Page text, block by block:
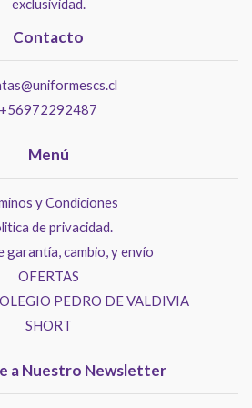
exclusividad.
Contacto
+56972292487
Menú
y Condiciones
de privacidad.
garantía, cambio, y envío
OFERTAS
PEDRO DE VALDIVIA
SHORT
a Nuestro Newsletter